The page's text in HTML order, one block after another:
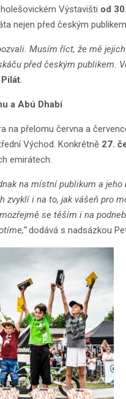
Výstavišti od
nejen před českým
Musím říct, že mě
před českým publikem.
.
a Abú Dhabí
na přelomu června a
Východ. Konkrétně 27.
emirátech.
na místní publikum a
i na to, jak vášeň pro
se těším i na
dodává s nadsázkou